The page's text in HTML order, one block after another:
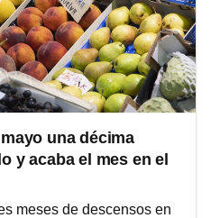
una décima
y acaba el mes en el
meses de descensos en